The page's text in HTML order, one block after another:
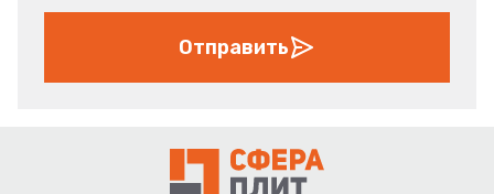
Отправить